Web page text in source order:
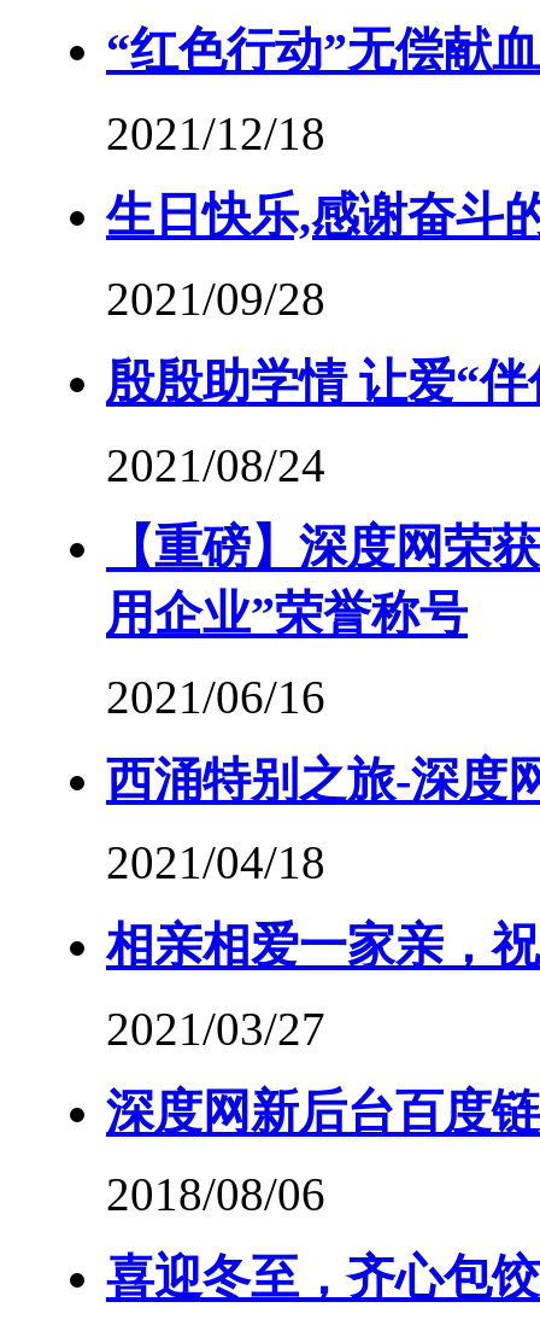
“红色行动”无偿献
2021/12/18
生日快乐,感谢奋斗
2021/09/28
殷殷助学情 让爱“
2021/08/24
【重磅】深度网荣
用企业”荣誉称号
2021/06/16
西涌特别之旅-深度
2021/04/18
相亲相爱一家亲，
2021/03/27
深度网新后台百度
2018/08/06
喜迎冬至，齐心包